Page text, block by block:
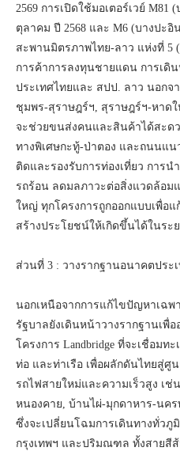
2569 การเปิดใช้มอเตอร์เวย์
ตุลาคม ปี 2568 และ M6 (บางปะ
สะพานมิตรภาพไทย-ลาว แห่งที่ 5
การค้าการลงทุนชายแดน การเดิ
ประเทศไทยและ สปป. ลาว นอกจ
ชุมพร-สุราษฎร์ฯ, สุราษฎร์ฯ-หาด
จะช่วยขนส่งคนและสินค้าได้สะด
ทางพิเศษกะทู้-ป่าตอง และถนนแ
ติดและรองรับการท่องเที่ยว การน
รถร้อน ลดมลภาวะต่อสิ่งแวดล้อม
ใหญ่ ทุกโครงการถูกออกแบบเพื่อ
สร้างประโยชน์ให้เกิดขึ้นได้ในระ
ส่วนที่ 3 : วางรากฐานอนาคตประ
นอกเหนือจากการแก้ไขปัญหาเฉพ
รัฐบาลยังเดินหน้าวางรากฐานเพื่
โครงการ Landbridge ที่จะเชื่อม
ท่อ และท่าเรือ เพื่อผลักดันไทยสู่ศู
รถไฟสายใหม่และความเร็วสูง เ
หนองคาย, บ้านไผ่-มุกดาหาร-นคร
ซึ่งจะเปลี่ยนโฉมการเดินทางทั่วภู
กรุงเทพฯ และปริมณฑล ทั้งสายสี